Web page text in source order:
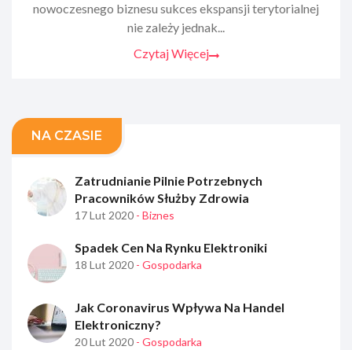
nowoczesnego biznesu sukces ekspansji terytorialnej
nie zależy jednak...
Czytaj Więcej
NA CZASIE
Zatrudnianie Pilnie Potrzebnych
Pracowników Służby Zdrowia
17 Lut 2020 - Biznes
Spadek Cen Na Rynku Elektroniki
18 Lut 2020 - Gospodarka
Jak Coronavirus Wpływa Na Handel
Elektroniczny?
20 Lut 2020 - Gospodarka